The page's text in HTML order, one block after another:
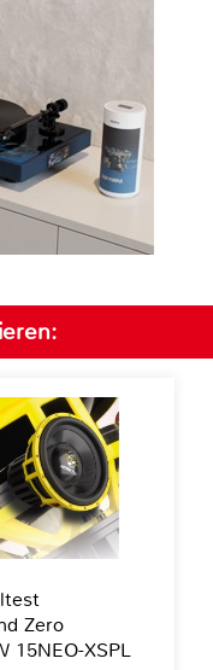
Zero
15NEO-XSPL